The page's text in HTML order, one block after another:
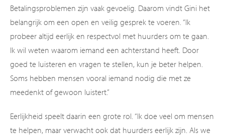
Betalingsproblemen zijn vaak gevoelig. Daarom vindt Gini het
belangrijk om een open en veilig gesprek te voeren. “Ik
probeer altijd eerlijk en respectvol met huurders om te gaan.
Ik wil weten waarom iemand een achterstand heeft. Door
goed te luisteren en vragen te stellen, kun je beter helpen.
Soms hebben mensen vooral iemand nodig die met ze
meedenkt of gewoon luistert.”
Eerlijkheid speelt daarin een grote rol. “Ik doe veel om mensen
te helpen, maar verwacht ook dat huurders eerlijk zijn. Als we